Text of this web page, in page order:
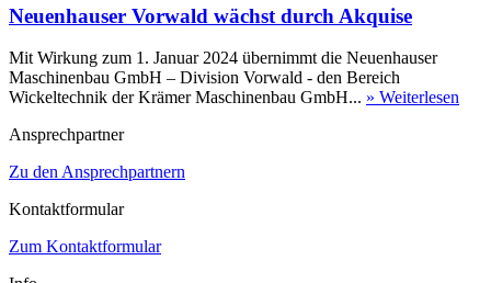
Neuenhauser Vorwald wächst durch Akquise
Mit Wirkung zum 1. Januar 2024 übernimmt die Neuenhauser
Maschinenbau GmbH – Division Vorwald - den Bereich
Wickeltechnik der Krämer Maschinenbau GmbH... » Weiterlesen
Ansprechpartner
Zu den Ansprechpartnern
Kontaktformular
Zum Kontaktformular